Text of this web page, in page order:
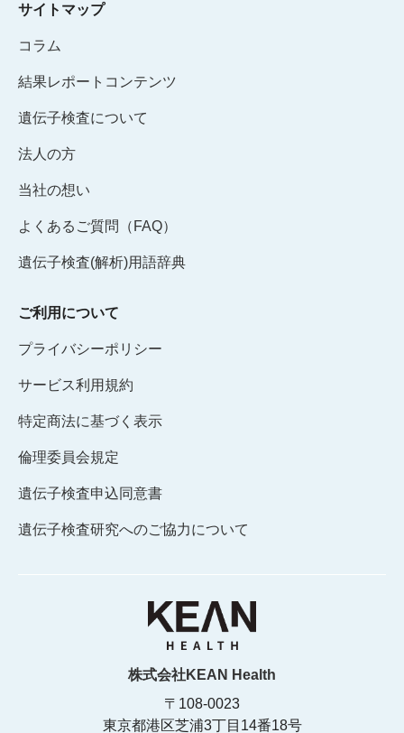
サイトマップ
コラム
結果レポートコンテンツ
遺伝子検査について
法人の方
当社の想い
よくあるご質問（FAQ）
遺伝子検査(解析)用語辞典
ご利用について
プライバシーポリシー
サービス利用規約
特定商法に基づく表示
倫理委員会規定
遺伝子検査申込同意書
遺伝子検査研究へのご協力について
株式会社KEAN Health
〒108-0023
東京都港区芝浦3丁目14番18号